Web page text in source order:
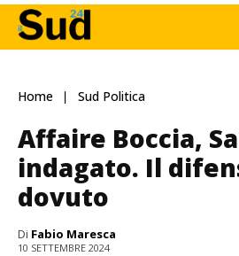
Home Sud Politica
Affaire Boccia,
indagato. Il
dovuto
Di Fabio Maresca
10 SETTEMBRE 2024